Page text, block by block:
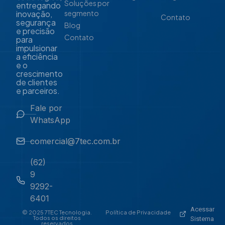
entregando
inovação,
segurança
e precisão
para
impulsionar
a eficiência
e o
crescimento
de clientes
e parceiros.
Fale por
WhatsApp
comercial@7tec.com.br
(62)
9
9292-
6401
Soluções por
segmento
Blog
Contato
Contato
© 2025 7TEC Tecnologia.
Todos os direitos
reservados
Política de Privacidade
Acessar
Sistema